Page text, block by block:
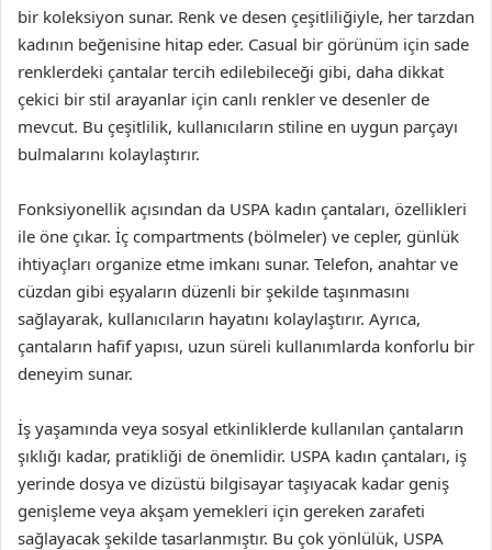
bir koleksiyon sunar. Renk ve desen çeşitliliğiyle, her tarzdan
kadının beğenisine hitap eder. Casual bir görünüm için sade
renklerdeki çantalar tercih edilebileceği gibi, daha dikkat
çekici bir stil arayanlar için canlı renkler ve desenler de
mevcut. Bu çeşitlilik, kullanıcıların stiline en uygun parçayı
bulmalarını kolaylaştırır.
Fonksiyonellik açısından da USPA kadın çantaları, özellikleri
ile öne çıkar. İç compartments (bölmeler) ve cepler, günlük
ihtiyaçları organize etme imkanı sunar. Telefon, anahtar ve
cüzdan gibi eşyaların düzenli bir şekilde taşınmasını
sağlayarak, kullanıcıların hayatını kolaylaştırır. Ayrıca,
çantaların hafif yapısı, uzun süreli kullanımlarda konforlu bir
deneyim sunar.
İş yaşamında veya sosyal etkinliklerde kullanılan çantaların
şıklığı kadar, pratikliği de önemlidir. USPA kadın çantaları, iş
yerinde dosya ve dizüstü bilgisayar taşıyacak kadar geniş
genişleme veya akşam yemekleri için gereken zarafeti
sağlayacak şekilde tasarlanmıştır. Bu çok yönlülük, USPA